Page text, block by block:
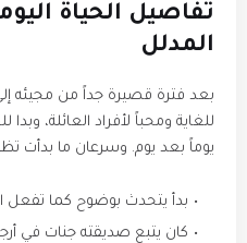
​تفاصيل الحياة
المدلل
​بعد فترة قصيرة جداً من مجيئه إلى
للغاية ومحباً لأفراد العائلة، وبدا
يوماً بعد يوم. وسرعان ما بدأت
​بدأ يتحدث بوضوح كما تفعل
​كان يتبع صديقته جنات في